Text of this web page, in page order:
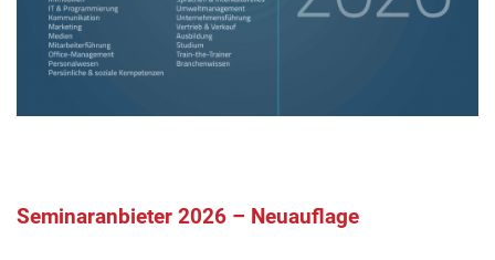
Seminaranbieter 2026 – Neuauflage